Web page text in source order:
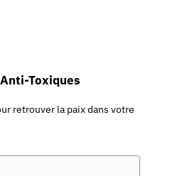
Toxiques
retrouver la paix dans votre